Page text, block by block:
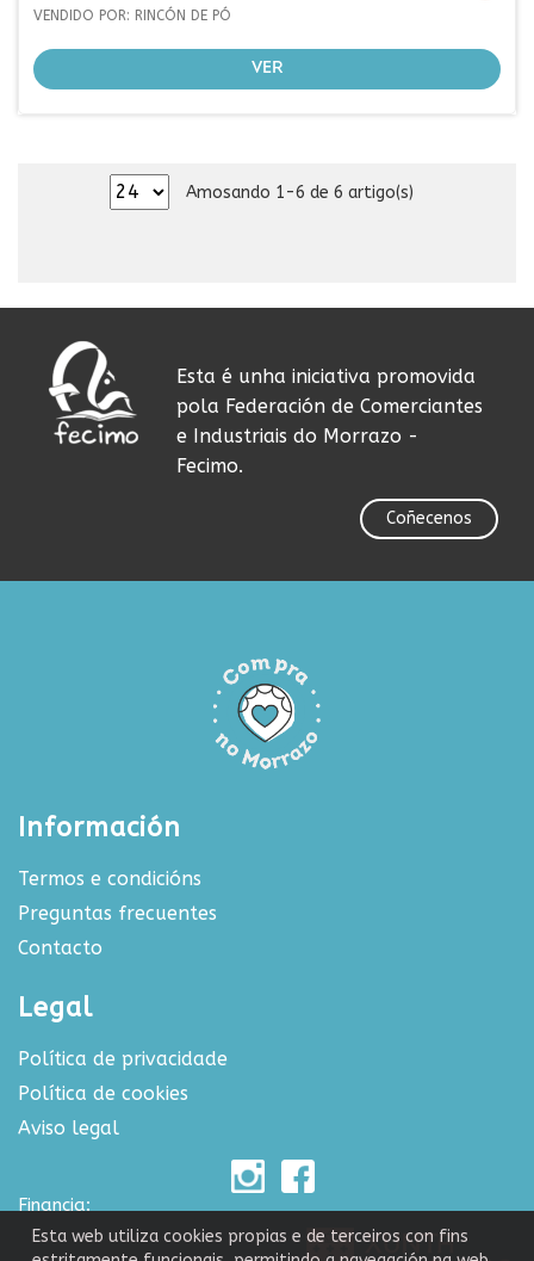
base
VENDIDO POR: RINCÓN DE PÓ
VER
Amosando 1-6 de 6 artigo(s)
Esta é unha iniciativa promovida
pola Federación de Comerciantes
e Industriais do Morrazo -
Fecimo.
Coñecenos
Información
Termos e condicións
Preguntas frecuentes
Contacto
Legal
Política de privacidade
Política de cookies
Aviso legal
Financia:
Esta web utiliza cookies propias e de terceiros con fins